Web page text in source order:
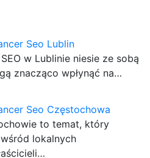
Seo Lublin
w Lublinie niesie ze sobą
znacząco wpłynąć na…
Seo Częstochowa
to temat, który
lokalnych